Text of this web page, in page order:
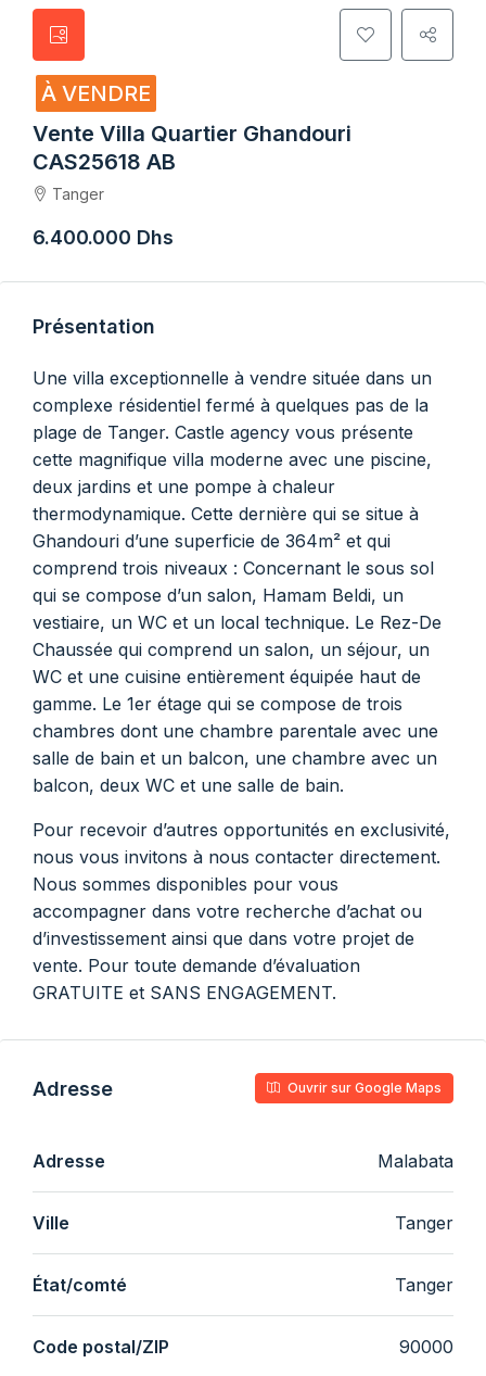
À VENDRE
Vente Villa Quartier Ghandouri
CAS25618 AB
Tanger
6.400.000 Dhs
Présentation
Une villa exceptionnelle à vendre située dans un
complexe résidentiel fermé à quelques pas de la
plage de Tanger. Castle agency vous présente
cette magnifique villa moderne avec une piscine,
deux jardins et une pompe à chaleur
thermodynamique. Cette dernière qui se situe à
Ghandouri d’une superficie de 364m² et qui
comprend trois niveaux : Concernant le sous sol
qui se compose d’un salon, Hamam Beldi, un
vestiaire, un WC et un local technique. Le Rez-De
Chaussée qui comprend un salon, un séjour, un
WC et une cuisine entièrement équipée haut de
gamme. Le 1er étage qui se compose de trois
chambres dont une chambre parentale avec une
salle de bain et un balcon, une chambre avec un
balcon, deux WC et une salle de bain.
Pour recevoir d’autres opportunités en exclusivité,
nous vous invitons à nous contacter directement.
Nous sommes disponibles pour vous
accompagner dans votre recherche d’achat ou
d’investissement ainsi que dans votre projet de
vente. Pour toute demande d’évaluation
GRATUITE et SANS ENGAGEMENT.
Adresse Ouvrir sur Google Maps
Adresse Malabata
Ville Tanger
État/comté Tanger
Code postal/ZIP 90000